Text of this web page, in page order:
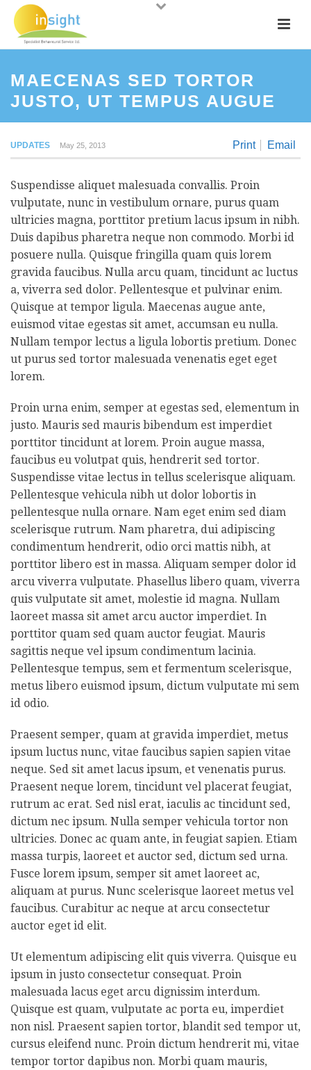
MAECENAS SED TORTOR
JUSTO, UT TEMPUS AUGUE
Print Email
UPDATES May 25, 2013
Suspendisse aliquet malesuada convallis. Proin
vulputate, nunc in vestibulum ornare, purus quam
ultricies magna, porttitor pretium lacus ipsum in nibh.
Duis dapibus pharetra neque non commodo. Morbi id
posuere nulla. Quisque fringilla quam quis lorem
gravida faucibus. Nulla arcu quam, tincidunt ac luctus
a, viverra sed dolor. Pellentesque et pulvinar enim.
Quisque at tempor ligula. Maecenas augue ante,
euismod vitae egestas sit amet, accumsan eu nulla.
Nullam tempor lectus a ligula lobortis pretium. Donec
ut purus sed tortor malesuada venenatis eget eget
lorem.
Proin urna enim, semper at egestas sed, elementum in
justo. Mauris sed mauris bibendum est imperdiet
porttitor tincidunt at lorem. Proin augue massa,
faucibus eu volutpat quis, hendrerit sed tortor.
Suspendisse vitae lectus in tellus scelerisque aliquam.
Pellentesque vehicula nibh ut dolor lobortis in
pellentesque nulla ornare. Nam eget enim sed diam
scelerisque rutrum. Nam pharetra, dui adipiscing
condimentum hendrerit, odio orci mattis nibh, at
porttitor libero est in massa. Aliquam semper dolor id
arcu viverra vulputate. Phasellus libero quam, viverra
quis vulputate sit amet, molestie id magna. Nullam
laoreet massa sit amet arcu auctor imperdiet. In
porttitor quam sed quam auctor feugiat. Mauris
sagittis neque vel ipsum condimentum lacinia.
Pellentesque tempus, sem et fermentum scelerisque,
metus libero euismod ipsum, dictum vulputate mi sem
id odio.
Praesent semper, quam at gravida imperdiet, metus
ipsum luctus nunc, vitae faucibus sapien sapien vitae
neque. Sed sit amet lacus ipsum, et venenatis purus.
Praesent neque lorem, tincidunt vel placerat feugiat,
rutrum ac erat. Sed nisl erat, iaculis ac tincidunt sed,
dictum nec ipsum. Nulla semper vehicula tortor non
ultricies. Donec ac quam ante, in feugiat sapien. Etiam
massa turpis, laoreet et auctor sed, dictum sed urna.
Fusce lorem ipsum, semper sit amet laoreet ac,
aliquam at purus. Nunc scelerisque laoreet metus vel
faucibus. Curabitur ac neque at arcu consectetur
auctor eget id elit.
Ut elementum adipiscing elit quis viverra. Quisque eu
ipsum in justo consectetur consequat. Proin
malesuada lacus eget arcu dignissim interdum.
Quisque est quam, vulputate ac porta eu, imperdiet
non nisl. Praesent sapien tortor, blandit sed tempor ut,
cursus eleifend nunc. Proin dictum hendrerit mi, vitae
tempor tortor dapibus non. Morbi quam mauris,